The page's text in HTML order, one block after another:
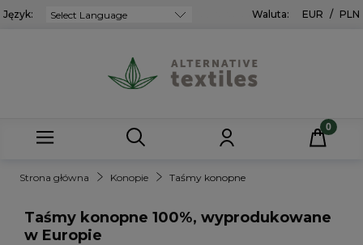
Język: Waluta: EUR / PLN
Strona główna Konopie Taśmy konopne
Taśmy konopne 100%, wyprodukowane
w Europie